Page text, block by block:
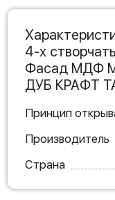
4-х
Фасад МДФ
ДУБ КРАФТ
Принцип
Производитель
Страна